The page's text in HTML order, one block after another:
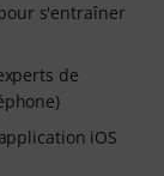
s'entraîner
de
iOS